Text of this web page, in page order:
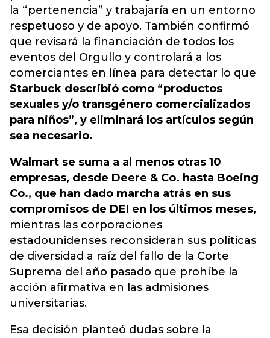
la “pertenencia” y trabajaría en un entorno
respetuoso y de apoyo. También confirmó
que revisará la financiación de todos los
eventos del Orgullo y controlará a los
comerciantes en línea para detectar lo que
Starbuck describió como “productos
sexuales y/o transgénero comercializados
para niños”, y eliminará los artículos según
sea necesario.
Walmart se suma a al menos otras 10
empresas, desde Deere & Co. hasta Boeing
Co., que han dado marcha atrás en sus
compromisos de DEI en los últimos meses,
mientras las corporaciones
estadounidenses reconsideran sus políticas
de diversidad a raíz del fallo de la Corte
Suprema del año pasado que prohíbe la
acción afirmativa en las admisiones
universitarias.
Esa decisión planteó dudas sobre la